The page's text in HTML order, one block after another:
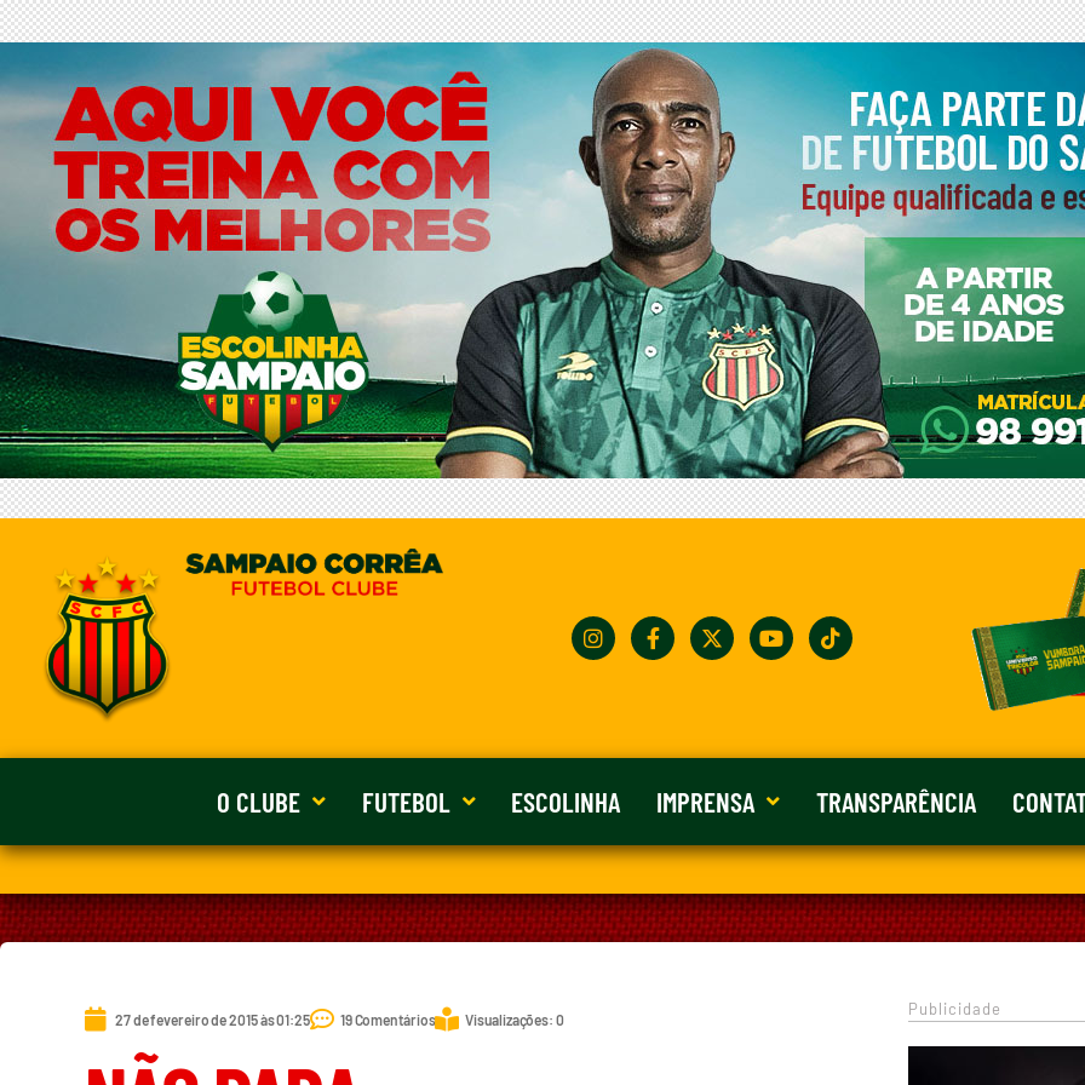
O CLUBE FUTEBOL ESCOLINHA IMPRENSA TRANSPARÊNCIA
27 de fevereiro de 2015 às 01:25 19 Comentários Visualizações: 0
Publicidade